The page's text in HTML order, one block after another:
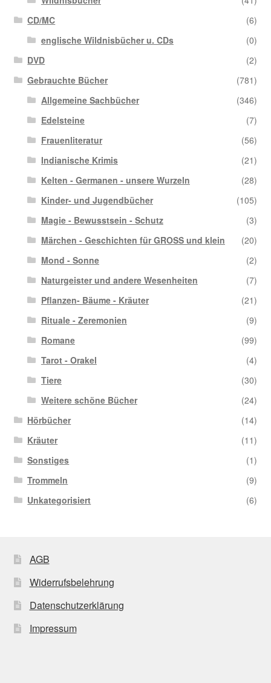
CD/MC
(6)
englische Wildnisbücher u. CDs
(0)
DVD
(2)
Gebrauchte Bücher
(781)
Allgemeine Sachbücher
(346)
Edelsteine
(7)
Frauenliteratur
(56)
Indianische Krimis
(21)
Kelten - Germanen - unsere Wurzeln
(28)
Kinder- und Jugendbücher
(105)
Magie - Bewusstsein - Schutz
(3)
Märchen - Geschichten für GROSS und klein
(20)
Mond - Sonne
(2)
Naturgeister und andere Wesenheiten
(7)
Pflanzen- Bäume - Kräuter
(21)
Rituale - Zeremonien
(9)
Romane
(99)
Tarot - Orakel
(4)
Tiere
(30)
Weitere schöne Bücher
(24)
Hörbücher
(14)
Kräuter
(11)
Sonstiges
(1)
Trommeln
(9)
Unkategorisiert
(6)
AGB
Widerrufsbelehrung
Datenschutzerklärung
Impressum